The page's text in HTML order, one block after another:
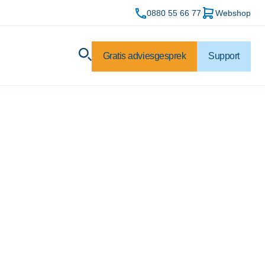
0880 55 66 77 Webshop
Gratis adviesgesprek Support